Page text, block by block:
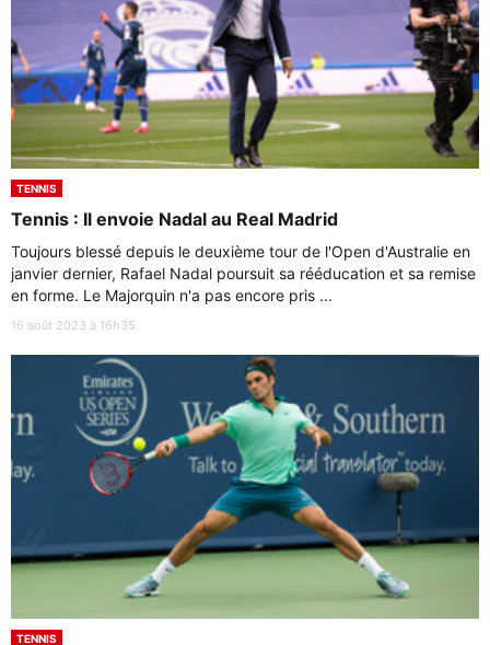
TENNIS
Tennis : Il envoie Nadal au Real Madrid
Toujours blessé depuis le deuxième tour de l'Open d'Australie en
janvier dernier, Rafael Nadal poursuit sa rééducation et sa remise
en forme. Le Majorquin n'a pas encore pris ...
16 août 2023 à 16h35
TENNIS